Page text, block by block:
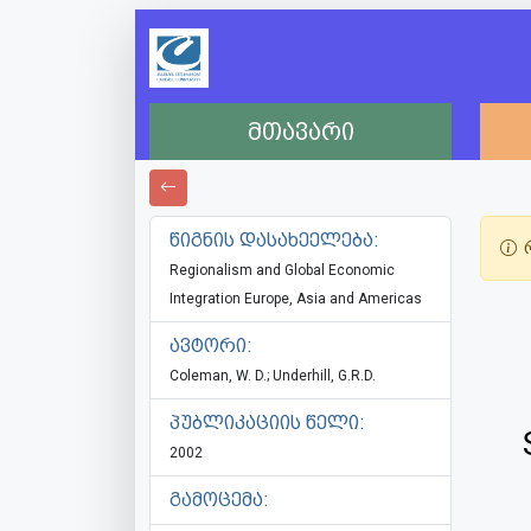
მთავარი
წიგნის დასახეელება:
Regionalism and Global Economic
Integration Europe, Asia and Americas
ავტორი:
Coleman, W. D.; Underhill, G.R.D.
პუბლიკაციის წელი:
2002
გამოცემა: